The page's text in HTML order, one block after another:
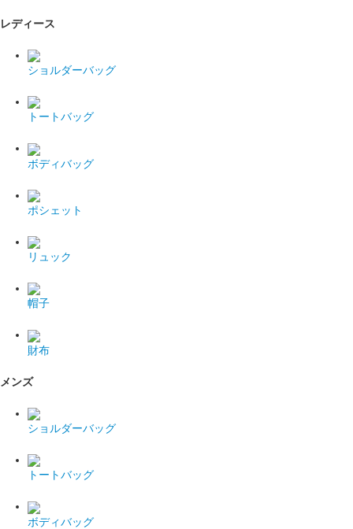
レディース
ショルダーバッグ
トートバッグ
ボディバッグ
ポシェット
リュック
帽子
財布
メンズ
ショルダーバッグ
トートバッグ
ボディバッグ